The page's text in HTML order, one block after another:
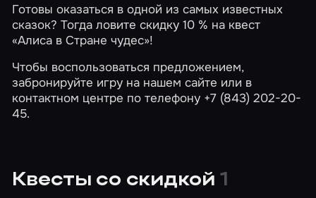
Готовы оказаться в одной из самых известных
сказок? Тогда ловите скидку 10 % на квест
«Алиса в Стране чудес»!
Чтобы воспользоваться предложением,
забронируйте игру на нашем сайте или в
контактном центре по телефону +7 (843) 202-20-
45.
Квесты со скидкой 1